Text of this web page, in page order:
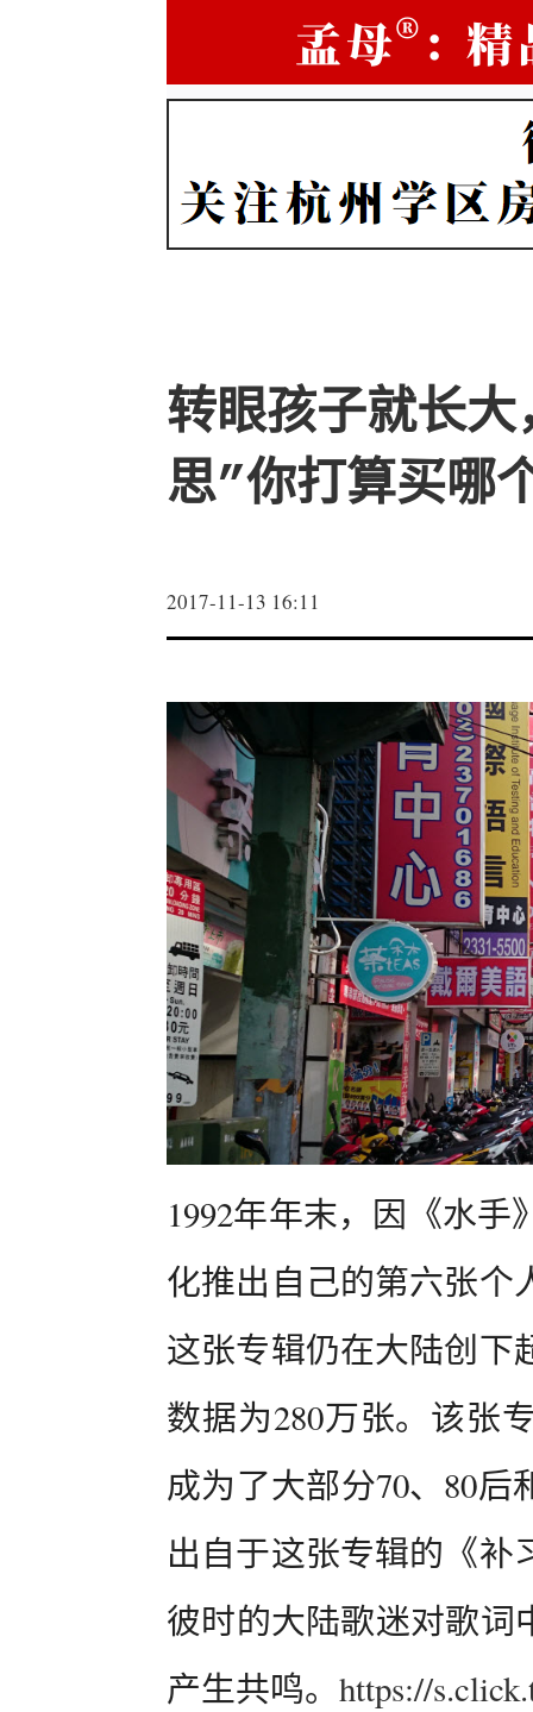
转眼孩子就长
思”你打算买哪
2017-11-13 16:11
1992年年末，因《水
化推出自己的第六张个
这张专辑仍在大陆创下
数据为280万张。该张
成为了大部分70、80
出自于这张专辑的《补
彼时的大陆歌迷对歌词
产生共鸣。 https://